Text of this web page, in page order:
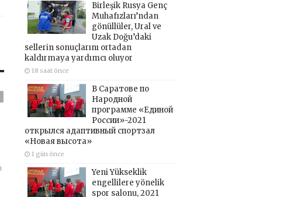
Birleşik Rusya Genç
Muhafızları’ndan
gönüllüler, Ural ve
Uzak Doğu’daki
sellerin sonuçlarını ortadan
kaldırmaya yardımcı oluyor
18 saat önce
В Саратове по
Народной
программе «Единой
России»-2021
открылся адаптивный спортзал
«Новая высота»
1 gün önce
Yeni Yükseklik
engellilere yönelik
spor salonu, 2021